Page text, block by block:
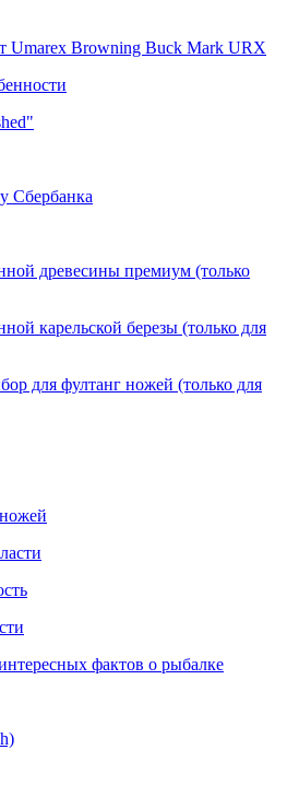
Umarex Browning Buck Mark URX
Сбербанка
древесины премиум (только
карельской березы (только для
для фултанг ножей (только для
фактов о рыбалке